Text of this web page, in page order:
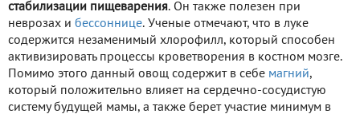
стабилизации пищеварения. Он также полезен при
неврозах и бессоннице. Ученые отмечают, что в луке
содержится незаменимый хлорофилл, который способен
активизировать процессы кроветворения в костном мозге.
Помимо этого данный овощ содержит в себе магний,
который положительно влияет на сердечно-сосудистую
систему будущей мамы, а также берет участие минимум в